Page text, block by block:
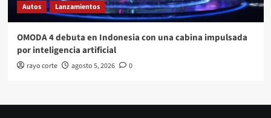
Autos Lanzamientos
OMODA 4 debuta en Indonesia con una cabina impulsada
por inteligencia artificial
rayo corte agosto 5, 2026 0